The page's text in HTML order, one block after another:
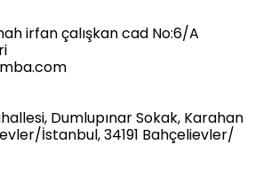
irfan çalışkan cad No:6/A
Dumlupınar Sokak, Karahan
İstanbul, 34191 Bahçelievler/